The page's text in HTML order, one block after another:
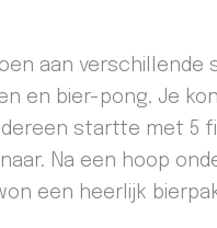
aan
en bier-pong. Je
startte met 5
Na een hoop
een heerlijk